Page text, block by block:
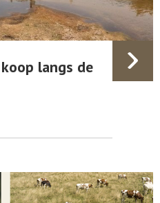
langs de